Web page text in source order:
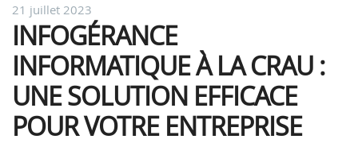
21 juillet 2023
INFOGÉRANCE
INFORMATIQUE À LA CRAU :
UNE SOLUTION EFFICACE
POUR VOTRE ENTREPRISE